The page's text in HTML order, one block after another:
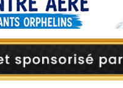
de nous rejoindre sur WhatsApp
son Maasser
de nous rejoindre sur WhatsApp